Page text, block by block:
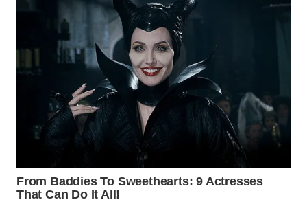
WN
WN
KARAWANG
WN
BEKASI